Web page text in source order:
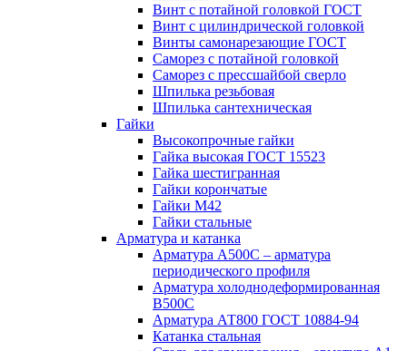
Винт с потайной головкой ГОСТ
Винт с цилиндрической головкой
Винты самонарезающие ГОСТ
Саморез с потайной головкой
Саморез с прессшайбой сверло
Шпилька резьбовая
Шпилька сантехническая
Гайки
Высокопрочные гайки
Гайка высокая ГОСТ 15523
Гайка шестигранная
Гайки корончатые
Гайки М42
Гайки стальные
Арматура и катанка
Арматура А500С – арматура
периодического профиля
Арматура холоднодеформированная
В500С
Арматура АТ800 ГОСТ 10884-94
Катанка стальная